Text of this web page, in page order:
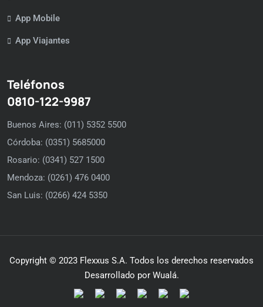
App Mobile
App Viajantes
Teléfonos
0810-122-9987
Buenos Aires: (011) 5352 5500
Córdoba: (0351) 5685000
Rosario: (0341) 527 1500
Mendoza: (0261) 476 0400
San Luis: (0266) 424 5350
Copyright © 2023 Flexxus S.A. Todos los derechos reservados
Desarrollado por Wualá.